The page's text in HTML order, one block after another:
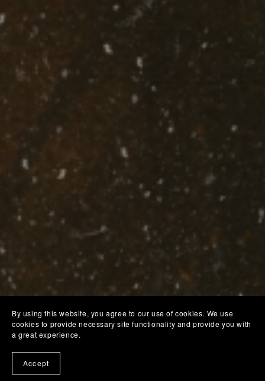
By using this website, you agree to our use of cookies. We use
cookies to provide necessary site functionality and provide you with
a great experience.
Accept